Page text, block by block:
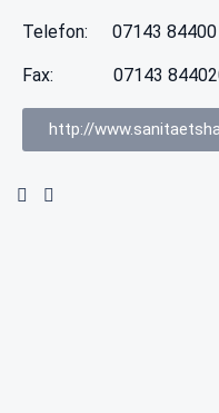
Telefon: 07143 84400
Fax: 07143
http://